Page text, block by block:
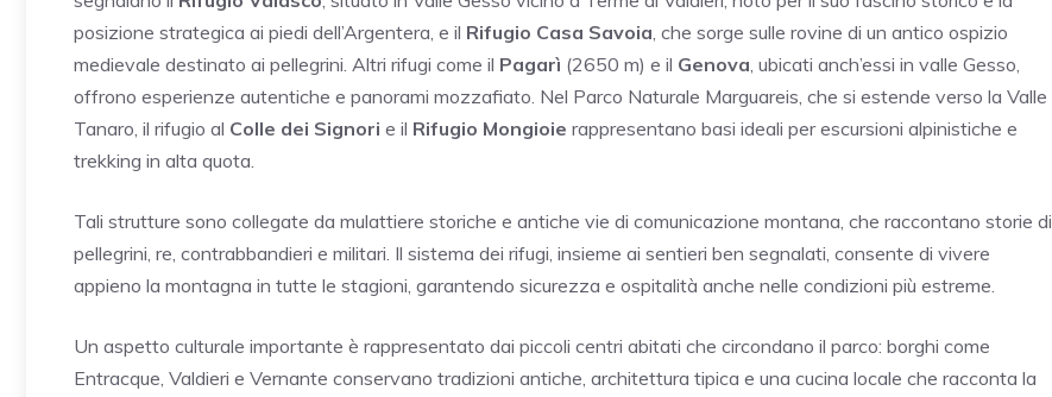
posizione strategica ai piedi dell’Argentera, e il Rifugio Casa Savoia , che sorge sulle rovine di un antico ospizio
medievale destinato ai pellegrini. Altri rifugi come il Pagarì (2650 m) e il Genova , ubicati anch’essi in valle Gesso,
offrono esperienze autentiche e panorami mozzafiato. Nel Parco Naturale Marguareis, che si estende verso la Valle
Tanaro, il rifugio al Colle dei Signori e il Rifugio Mongioie rappresentano basi ideali per escursioni alpinistiche e
trekking in alta quota.
Tali strutture sono collegate da mulattiere storiche e antiche vie di comunicazione montana, che raccontano storie di
pellegrini, re, contrabbandieri e militari. Il sistema dei rifugi, insieme ai sentieri ben segnalati, consente di vivere
appieno la montagna in tutte le stagioni, garantendo sicurezza e ospitalità anche nelle condizioni più estreme.
Un aspetto culturale importante è rappresentato dai piccoli centri abitati che circondano il parco: borghi come
Entracque, Valdieri e Vernante conservano tradizioni antiche, architettura tipica e una cucina locale che racconta la